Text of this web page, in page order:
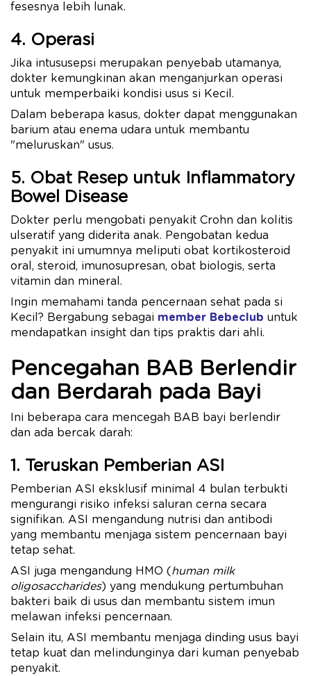
fesesnya lebih lunak.
4. Operasi
Jika intususepsi merupakan penyebab utamanya,
dokter kemungkinan akan menganjurkan operasi
untuk memperbaiki kondisi usus si Kecil.
Dalam beberapa kasus, dokter dapat menggunakan
barium atau enema udara untuk membantu
"meluruskan" usus.
5. Obat Resep untuk Inflammatory
Bowel Disease
Dokter perlu mengobati penyakit Crohn dan kolitis
ulseratif yang diderita anak. Pengobatan kedua
penyakit ini umumnya meliputi obat kortikosteroid
oral, steroid, imunosupresan, obat biologis, serta
vitamin dan mineral.
Ingin memahami tanda pencernaan sehat pada si
Kecil? Bergabung sebagai member Bebeclub untuk
mendapatkan insight dan tips praktis dari ahli.
Pencegahan BAB Berlendir
dan Berdarah pada Bayi
Ini beberapa cara mencegah BAB bayi berlendir
dan ada bercak darah:
1. Teruskan Pemberian ASI
Pemberian ASI eksklusif minimal 4 bulan terbukti
mengurangi risiko infeksi saluran cerna secara
signifikan. ASI mengandung nutrisi dan antibodi
yang membantu menjaga sistem pencernaan bayi
tetap sehat.
ASI juga mengandung HMO (human milk
oligosaccharides) yang mendukung pertumbuhan
bakteri baik di usus dan membantu sistem imun
melawan infeksi pencernaan.
Selain itu, ASI membantu menjaga dinding usus bayi
tetap kuat dan melindunginya dari kuman penyebab
penyakit.